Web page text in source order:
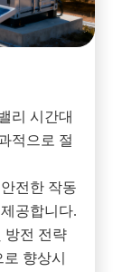
리 시간대
적으로 절
전한 작동
공합니다.
방전 전략
향상시